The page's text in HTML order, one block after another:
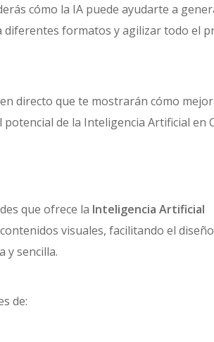
cómo la IA puede ayudarte a
diferentes formatos y agilizar todo el
directo que te mostrarán cómo
de la Inteligencia Artificial en
que ofrece la Inteligencia Artificial
visuales, facilitando el
y sencilla.
de: